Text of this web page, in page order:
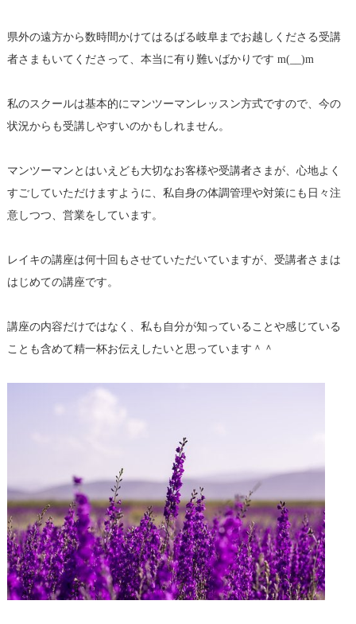
県外の遠方から数時間かけてはるばる岐阜までお越しくださる受講
者さまもいてくださって、本当に有り難いばかりです m(__)m
私のスクールは基本的にマンツーマンレッスン方式ですので、今の
状況からも受講しやすいのかもしれません。
マンツーマンとはいえども大切なお客様や受講者さまが、心地よく
すごしていただけますように、私自身の体調管理や対策にも日々注
意しつつ、営業をしています。
レイキの講座は何十回もさせていただいていますが、受講者さまは
はじめての講座です。
講座の内容だけではなく、私も自分が知っていることや感じている
ことも含めて精一杯お伝えしたいと思っています＾＾